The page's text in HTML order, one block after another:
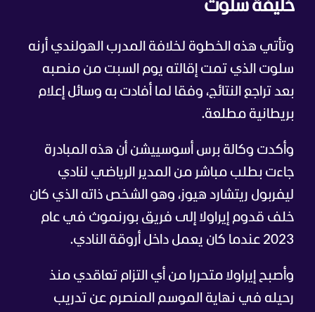
خليفة سلوت
وتأتي هذه الخطوة لخلافة المدرب الهولندي أرنه
سلوت الذي تمت إقالته يوم السبت من منصبه
بعد تراجع النتائج، وفقا لما أفادت به وسائل إعلام
بريطانية مطلعة.
وأكدت وكالة برس أسوسييشن أن هذه المبادرة
جاءت بطلب مباشر من المدير الرياضي لنادي
ليفربول ريتشارد هيوز، وهو الشخص ذاته الذي كان
خلف قدوم إيراولا إلى فريق بورنموث في عام
2023 عندما كان يعمل داخل أروقة النادي.
وأصبح إيراولا متحررا من أي التزام تعاقدي منذ
رحيله في نهاية الموسم المنصرم عن تدريب